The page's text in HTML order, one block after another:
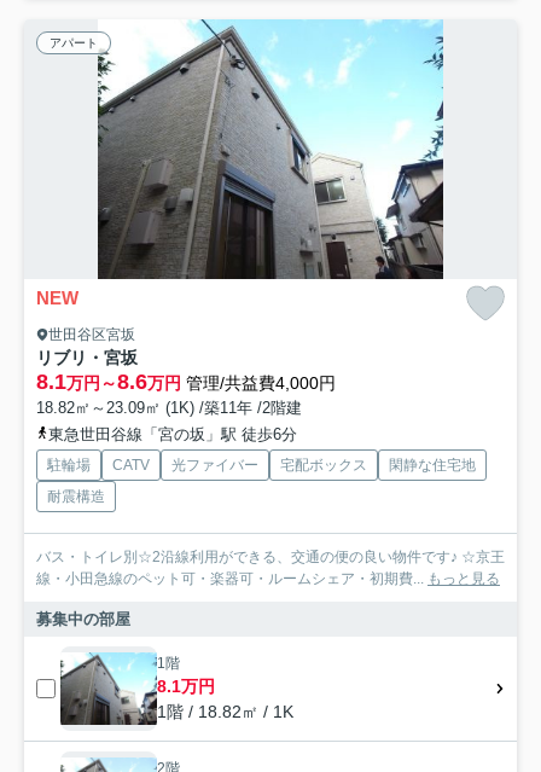
アパート
NEW
世田谷区宮坂
リブリ・宮坂
8.1万円～8.6万円 管理/共益費4,000円
18.82㎡～23.09㎡ (1K) /築11年 /2階建
東急世田谷線「宮の坂」駅 徒歩6分
駐輪場 CATV 光ファイバー 宅配ボックス
閑静な住宅地
耐震構造
バス・トイレ別☆2沿線利用ができる、交通の便の良い物件です♪ ☆京王
線・小田急線のペット可・楽器可・ルームシェア・初期費... もっと見る
募集中の部屋
1階
8.1万円
1階 / 18.82㎡ / 1K